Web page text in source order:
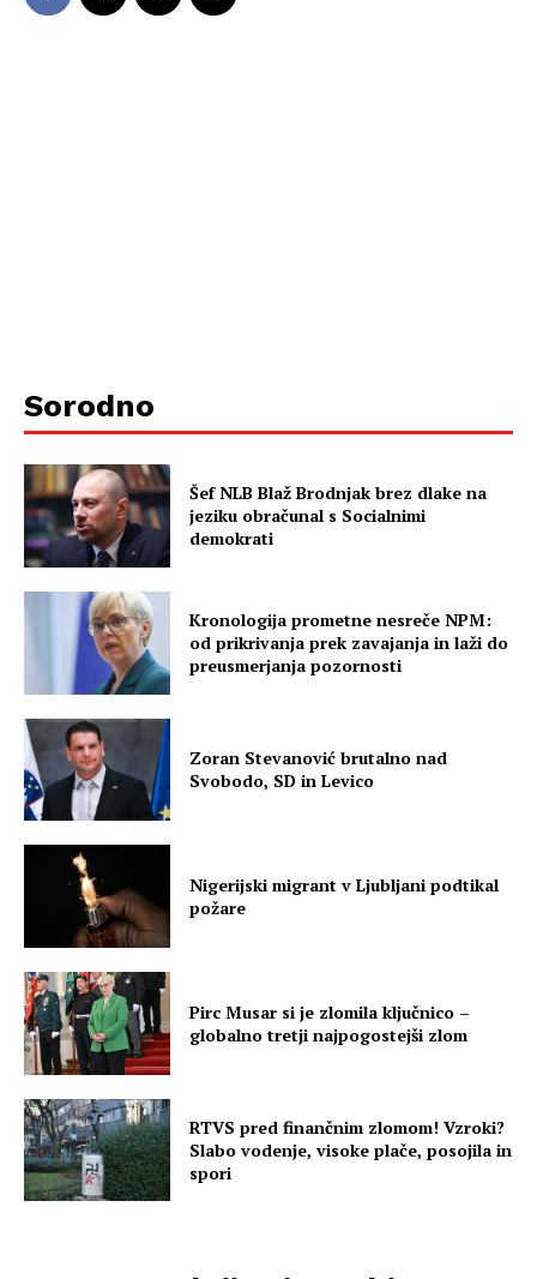
Sorodno
Šef NLB Blaž Brodnjak brez dlake na
jeziku obračunal s Socialnimi
demokrati
Kronologija prometne nesreče NPM:
od prikrivanja prek zavajanja in laži do
preusmerjanja pozornosti
Zoran Stevanović brutalno nad
Svobodo, SD in Levico
Nigerijski migrant v Ljubljani podtikal
požare
Pirc Musar si je zlomila ključnico –
globalno tretji najpogostejši zlom
RTVS pred finančnim zlomom! Vzroki?
Slabo vodenje, visoke plače, posojila in
spori